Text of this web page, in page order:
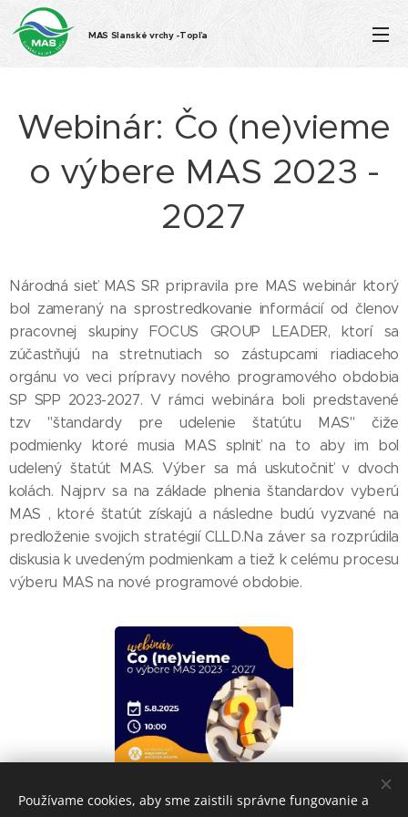
MAS Slanské vrchy -Topľa
Webinár: Čo (ne)vieme
o výbere MAS 2023 -
2027
Národná sieť MAS SR pripravila pre MAS webinár ktorý
bol zameraný na sprostredkovanie informácií od členov
pracovnej skupiny FOCUS GROUP LEADER, ktorí sa
zúčastňujú na stretnutiach so zástupcami riadiaceho
orgánu vo veci prípravy nového programového obdobia
SP SPP 2023-2027. V rámci webinára boli predstavené
tzv "štandardy pre udelenie štatútu MAS" čiže
podmienky ktoré musia MAS splniť na to aby im bol
udelený štatút MAS. Výber sa má uskutočniť v dvoch
kolách. Najprv sa na základe plnenia štandardov vyberú
MAS , ktoré štatút získajú a následne budú vyzvané na
predloženie svojich stratégií CLLD.Na záver sa rozprúdila
diskusia k uvedeným podmienkam a tiež k celému procesu
výberu MAS na nové programové obdobie.
Používame cookies, aby sme zaistili správne fungovanie a